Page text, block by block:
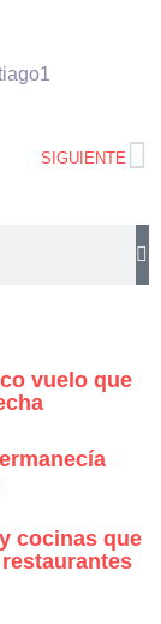
SIGUIENTE
vuelo que
cocinas que